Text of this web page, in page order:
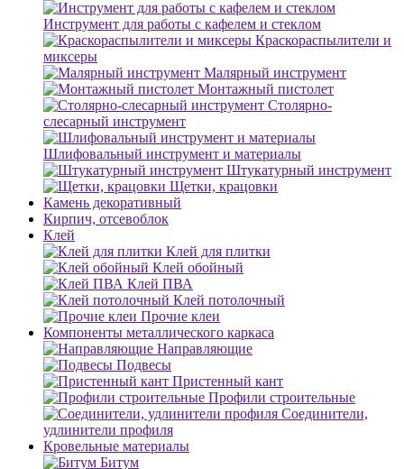
Инструмент для работы с кафелем и стеклом
Краскораспылители и
миксеры
Малярный инструмент
Монтажный пистолет
Столярно-
слесарный инструмент
Шлифовальный инструмент и материалы
Штукатурный инструмент
Щетки, крацовки
Камень декоративный
Кирпич, отсевоблок
Клей
Клей для плитки
Клей обойный
Клей ПВА
Клей потолочный
Прочие клеи
Компоненты металлического каркаса
Направляющие
Подвесы
Пристенный кант
Профили строительные
Соединители,
удлинители профиля
Кровельные материалы
Битум